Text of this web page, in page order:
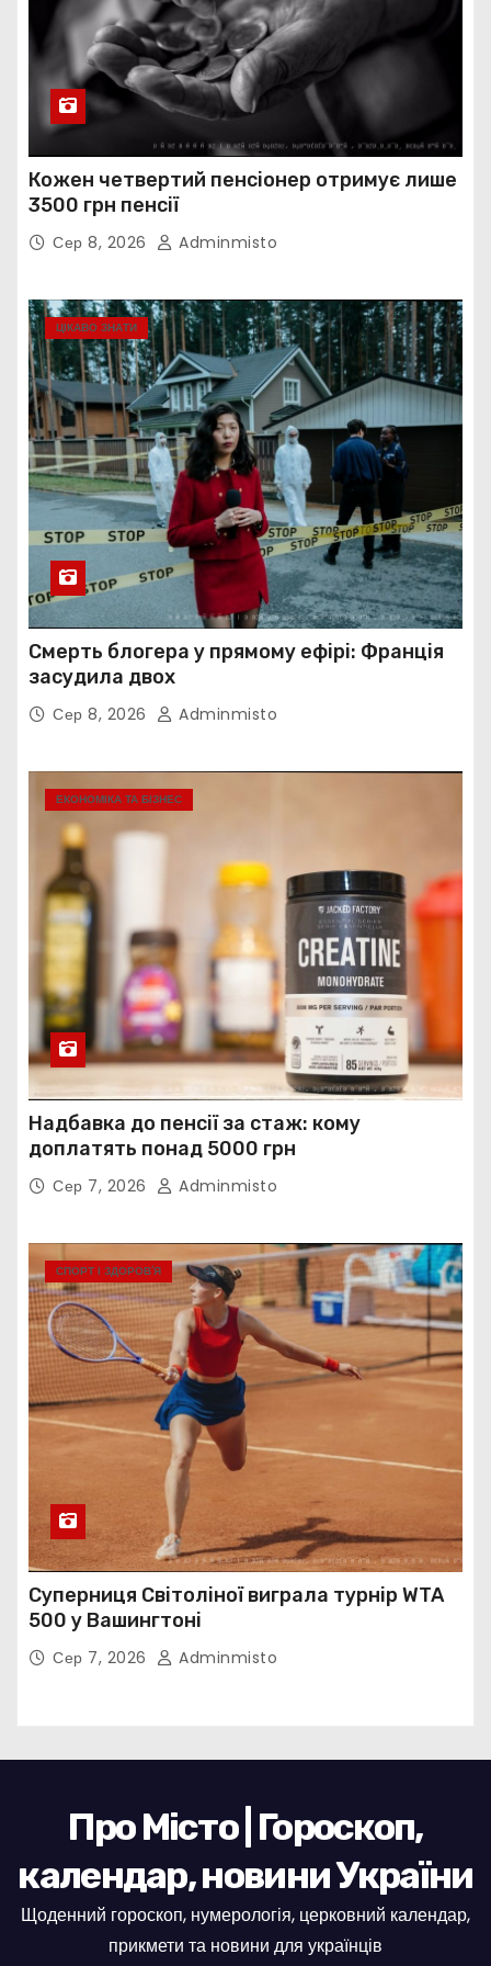
Кожен четвертий пенсіонер отримує лише
3500 грн пенсії
Сер 8, 2026 Adminmisto
ЦІКАВО ЗНАТИ
Смерть блогера у прямому ефірі: Франція
засудила двох
Сер 8, 2026 Adminmisto
ЕКОНОМІКА ТА БІЗНЕС
Надбавка до пенсії за стаж: кому
доплатять понад 5000 грн
Сер 7, 2026 Adminmisto
СПОРТ І ЗДОРОВ’Я
Суперниця Світоліної виграла турнір WTA
500 у Вашингтоні
Сер 7, 2026 Adminmisto
Про Місто | Гороскоп,
календар, новини України
Щоденний гороскоп, нумерологія, церковний календар,
прикмети та новини для українців